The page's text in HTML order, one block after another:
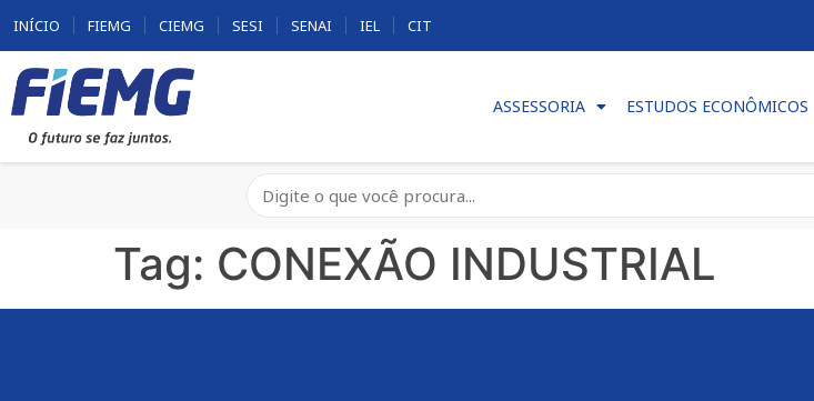
INÍCIO FIEMG CIEMG SESI SENAI IEL CIT
ASSESSORIA ESTUDOS ECONÔMICOS
Tag: CONEXÃO INDUSTRIAL